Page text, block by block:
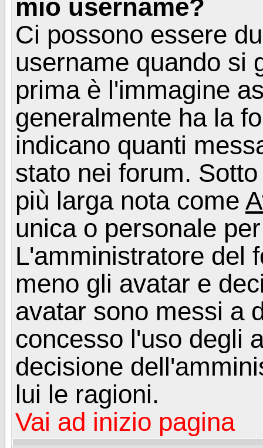
mio username?
Ci possono essere
username quando si
prima è l'immagine
generalmente ha la
indicano quanti
stato nei forum.
più larga nota come
unica o personale
L'amministratore del
meno gli avatar e
avatar sono messi a
concesso l'uso degli
decisione
lui le ragioni.
Vai ad inizio pagina